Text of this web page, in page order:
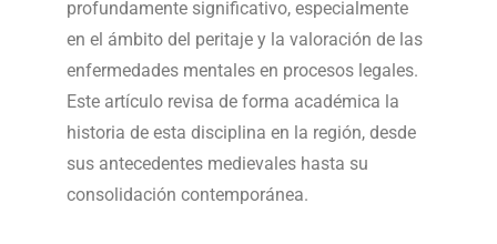
profundamente significativo, especialmente
en el ámbito del peritaje y la valoración de las
enfermedades mentales en procesos legales.
Este artículo revisa de forma académica la
historia de esta disciplina en la región, desde
sus antecedentes medievales hasta su
consolidación contemporánea.